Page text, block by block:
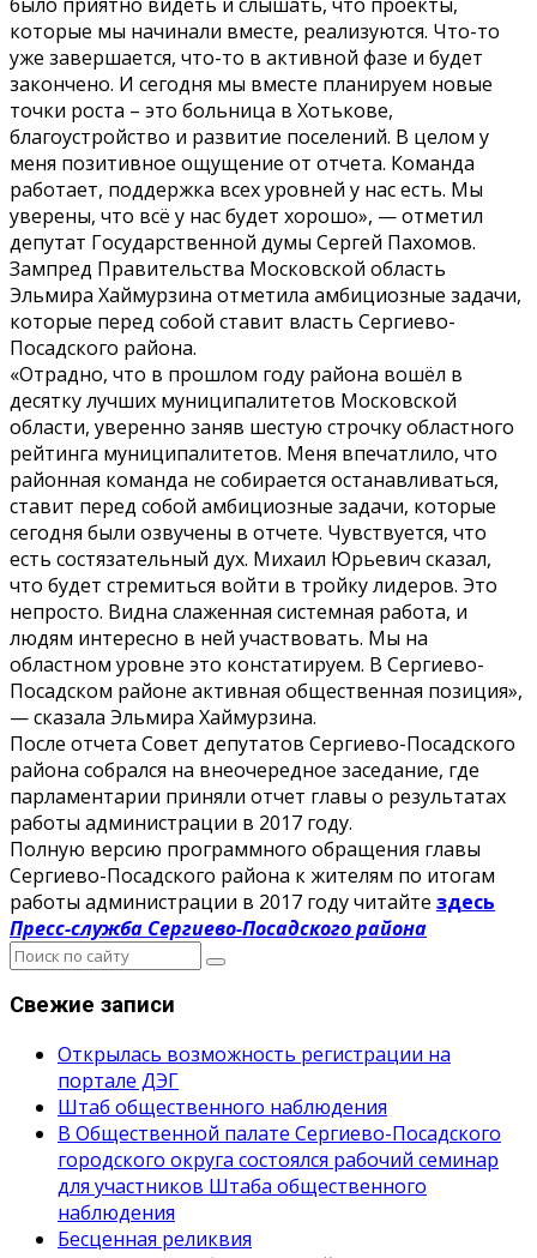
которые мы начинали вместе, реализуются. Что-то
уже завершается, что-то в активной фазе и будет
закончено. И сегодня мы вместе планируем новые
точки роста – это больница в Хотькове,
благоустройство и развитие поселений. В целом у
меня позитивное ощущение от отчета. Команда
работает, поддержка всех уровней у нас есть. Мы
уверены, что всё у нас будет хорошо», — отметил
депутат Государственной думы Сергей Пахомов.
Зампред Правительства Московской область
Эльмира Хаймурзина отметила амбициозные задачи,
которые перед собой ставит власть Сергиево-
Посадского района.
«Отрадно, что в прошлом году района вошёл в
десятку лучших муниципалитетов Московской
области, уверенно заняв шестую строчку областного
рейтинга муниципалитетов. Меня впечатлило, что
районная команда не собирается останавливаться,
ставит перед собой амбициозные задачи, которые
сегодня были озвучены в отчете. Чувствуется, что
есть состязательный дух. Михаил Юрьевич сказал,
что будет стремиться войти в тройку лидеров. Это
непросто. Видна слаженная системная работа, и
людям интересно в ней участвовать. Мы на
областном уровне это констатируем. В Сергиево-
Посадском районе активная общественная позиция»,
— сказала Эльмира Хаймурзина.
После отчета Совет депутатов Сергиево-Посадского
района собрался на внеочередное заседание, где
парламентарии приняли отчет главы о результатах
работы администрации в 2017 году.
Полную версию программного обращения главы
Сергиево-Посадского района к жителям по итогам
работы администрации в 2017 году читайте здесь
Пресс-служба Сергиево-Посадского района
Свежие записи
Открылась возможность регистрации на
портале ДЭГ
Штаб общественного наблюдения
В Общественной палате Сергиево-Посадского
городского округа состоялся рабочий семинар
для участников Штаба общественного
наблюдения
Бесценная реликвия